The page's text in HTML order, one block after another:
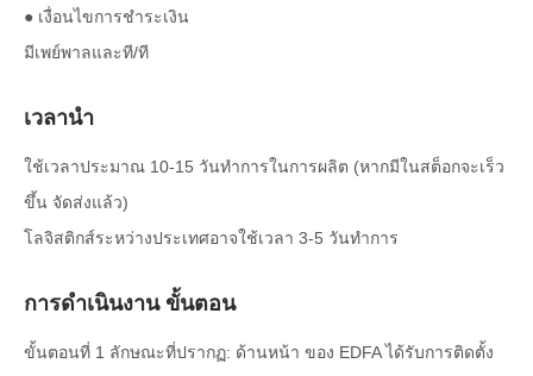
● เงื่อนไขการชำระเงิน
มีเพย์พาลและที/ที
เวลานำ
ใช้เวลาประมาณ 10-15 วันทำการในการผลิต (หากมีในสต็อกจะเร็ว
ขึ้น จัดส่งแล้ว)
โลจิสติกส์ระหว่างประเทศอาจใช้เวลา 3-5 วันทำการ
การดำเนินงาน ขั้นตอน
ขั้นตอนที่ 1 ลักษณะที่ปรากฏ: ด้านหน้า ของ EDFA ได้รับการติดตั้ง